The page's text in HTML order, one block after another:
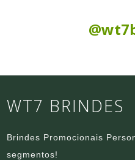
WT7 BRINDES
Brindes Promocionais
segmentos!